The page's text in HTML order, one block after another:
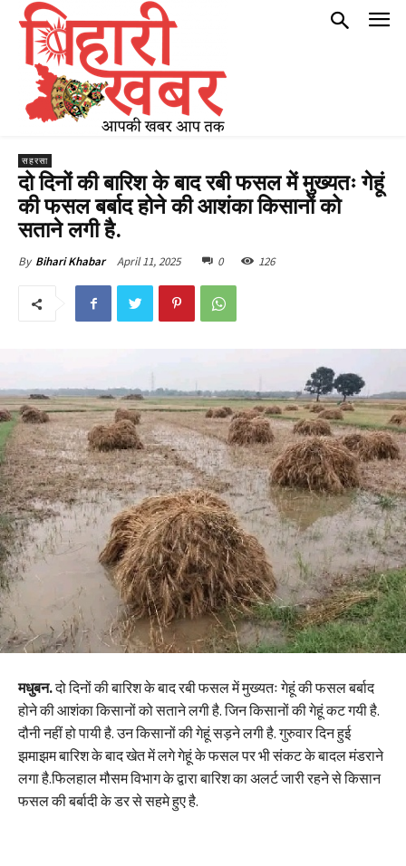
सहरसा
दो दिनों की बारिश के बाद रबी फसल में मुख्यतः गेहूं
की फसल बर्बाद होने की आशंका किसानों को
सताने लगी है.
By Bihari Khabar April 11, 2025 0 126
मधुबन.दो दिनों की बारिश के बाद रबी फसल में मुख्यतः गेहूं की फसल बर्बाद
होने की आशंका किसानों को सताने लगी है. जिन किसानों की गेहूं कट गयी है.
दौनी नहीं हो पायी है. उन किसानों की गेहूं सड़ने लगी है. गुरुवार दिन हुई
झमाझम बारिश के बाद खेत में लगे गेहूं के फसल पर भी संकट के बादल मंडराने
लगा है.फिलहाल मौसम विभाग के द्वारा बारिश का अलर्ट जारी रहने से किसान
फसल की बर्बादी के डर से सहमे हुए है.